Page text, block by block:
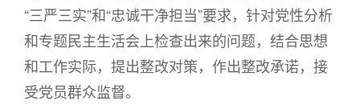
“三严三实”和“忠诚干净担当”要求，针对党性分析
和专题民主生活会上检查出来的问题，结合思想
和工作实际，提出整改对策，作出整改承诺，接
受党员群众监督。